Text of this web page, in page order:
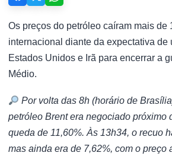
Os preços do petróleo caíram mais de
internacional diante da expectativa de
Estados Unidos e Irã para encerrar a
Médio.
Por volta das 8h (horário de
petróleo Brent era negociado próximo
queda de 11,60%. Às 13h34, o recuo
mas ainda era de 7,62%, com o preço